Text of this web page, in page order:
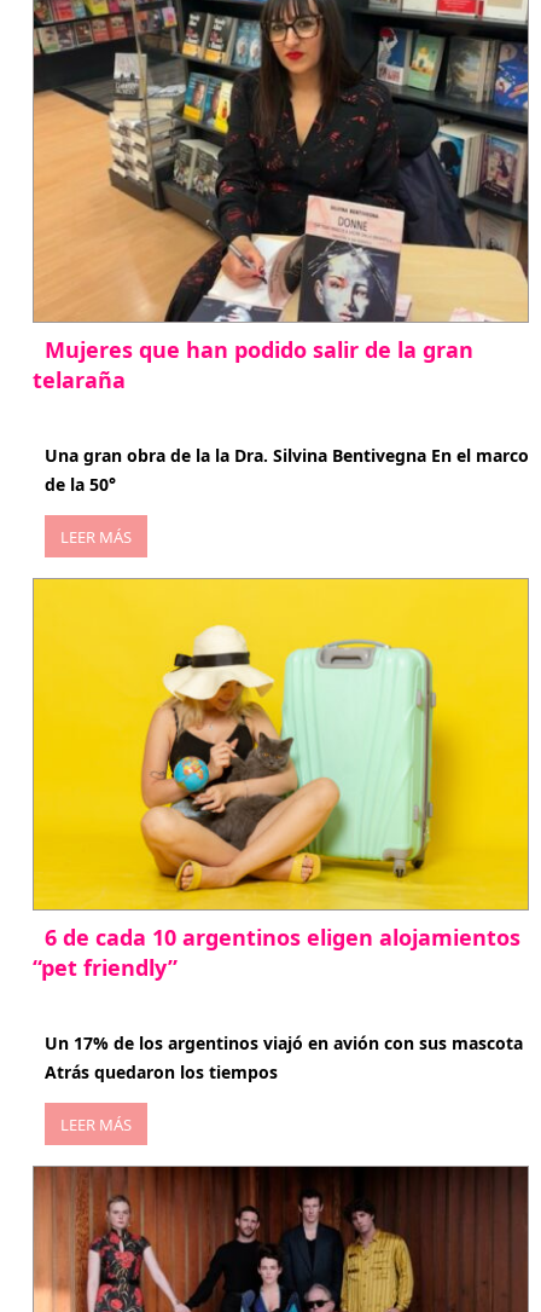
Mujeres que han podido salir de la gran
telaraña
Una gran obra de la la Dra. Silvina Bentivegna En el marco
de la 50°
LEER MÁS
6 de cada 10 argentinos eligen alojamientos
“pet friendly”
Un 17% de los argentinos viajó en avión con sus mascota
Atrás quedaron los tiempos
LEER MÁS